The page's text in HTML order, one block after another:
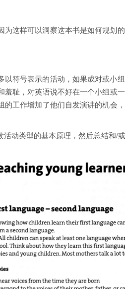
这样可以洞察这本书是如何规划
符号表示的活动，如果成对或小
耻，对英语说不好在一个小组或
工作增加了他们自发演讲的机会
动类型的基本原理，然后总结和/